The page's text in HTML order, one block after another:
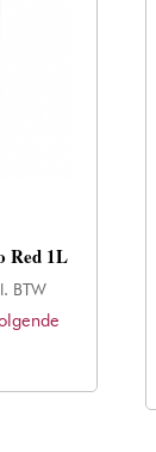
Red 1L
BTW